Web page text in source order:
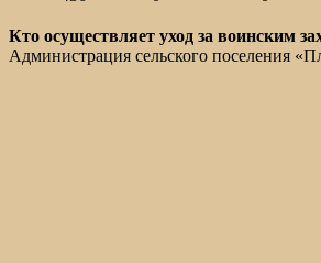
Кто осуществляет уход за воинским
Администрация сельского поселения